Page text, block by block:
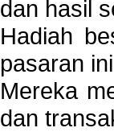
dan hasil
Hadiah
pasaran
Mereka
dan